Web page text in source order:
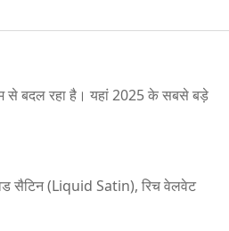
से बदल रहा है। यहां 2025 के सबसे बड़े
सैटिन (Liquid Satin), रिच वेलवेट